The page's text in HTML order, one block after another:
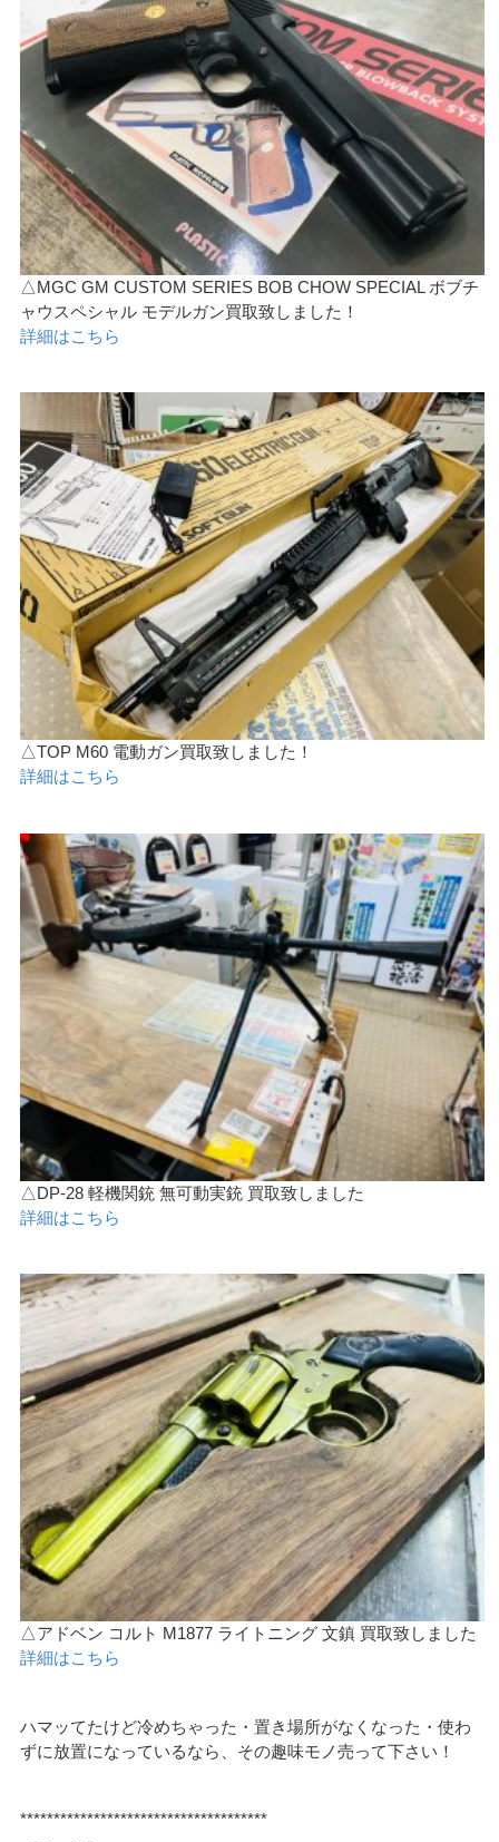
△MGC GM CUSTOM SERIES BOB CHOW SPECIAL ボブチ
ャウスペシャル モデルガン買取致しました！
詳細はこちら
△TOP M60 電動ガン買取致しました！
詳細はこちら
△DP-28 軽機関銃 無可動実銃 買取致しました
詳細はこちら
△アドベン コルト M1877 ライトニング 文鎮 買取致しました
詳細はこちら
ハマッてたけど冷めちゃった・置き場所がなくなった・使わ
ずに放置になっているなら、その趣味モノ売って下さい！
*************************************